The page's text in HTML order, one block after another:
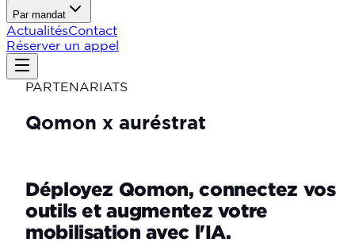
Par mandat
ActualitésContact
Réserver un appel
PARTENARIATS
Qomon x auréstrat
Déployez Qomon, connectez vos
outils et augmentez votre
mobilisation avec l'IA.